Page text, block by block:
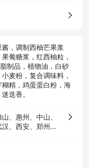
，调制西柚芒果浆
葡糖浆，红西柚粒，
制品，植物油，白砂
麦粉，复合调味料，
精，鸡蛋蛋白粉，海
迭香。
、惠州、中山、
、西安、郑州、